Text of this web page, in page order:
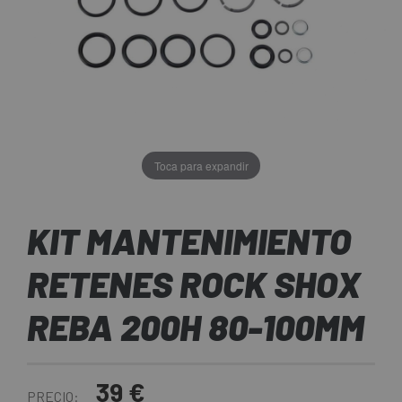
Toca para expandir
KIT MANTENIMIENTO
RETENES ROCK SHOX
REBA 200H 80-100MM
PRECIO: 39 €